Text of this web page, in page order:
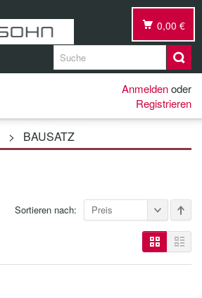
0,00 €
Anmeldenoder
Registrieren
> BAUSATZ
Sortieren nach: Preis